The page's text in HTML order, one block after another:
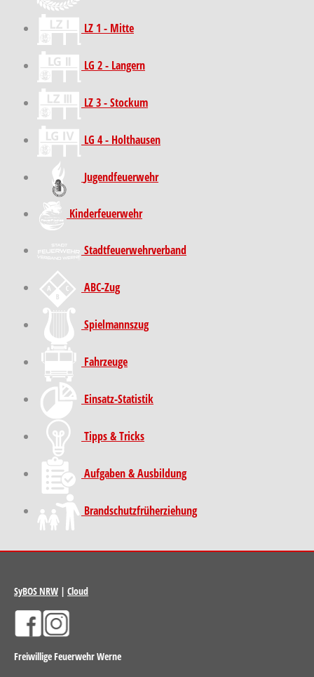
LZ 1 - Mitte
LG 2 - Langern
LZ 3 - Stockum
LG 4 - Holthausen
Jugendfeuerwehr
Kinder­feuer­wehr
Stadt­feuer­wehr­verband
ABC-Zug
Spielmannszug
Fahrzeuge
Einsatz-Statistik
Tipps & Tricks
Aufgaben & Ausbildung
Brand­schutz­früh­erziehung
SyBOS NRW | Cloud
Freiwillige Feuerwehr Werne